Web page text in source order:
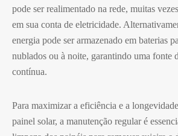
pode ser realimentado na rede, muitas
em sua conta de eletricidade.
energia pode ser armazenado em baterias
nublados ou à noite, garantindo uma fonte
contínua.
Para maximizar a eficiência e a
painel solar, a manutenção regular é